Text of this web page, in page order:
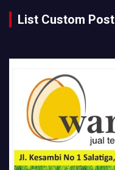
List Custom Post